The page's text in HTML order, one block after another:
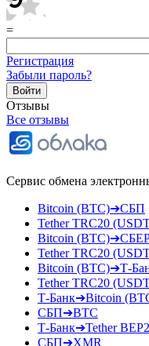
=
Регистрация
Забыли пароль?
Отзывы
Все отзывы
Сервис обмена
Bitcoin (BTC)➔СБП
Tether TRC20
Bitcoin
Tether TRC20
Bitcoin (BTC)➔Т-
Tether TRC20
Т-Банк➔Bitcoin
СБП➔BTC
Т-Банк➔Tether
СБП➔XMR